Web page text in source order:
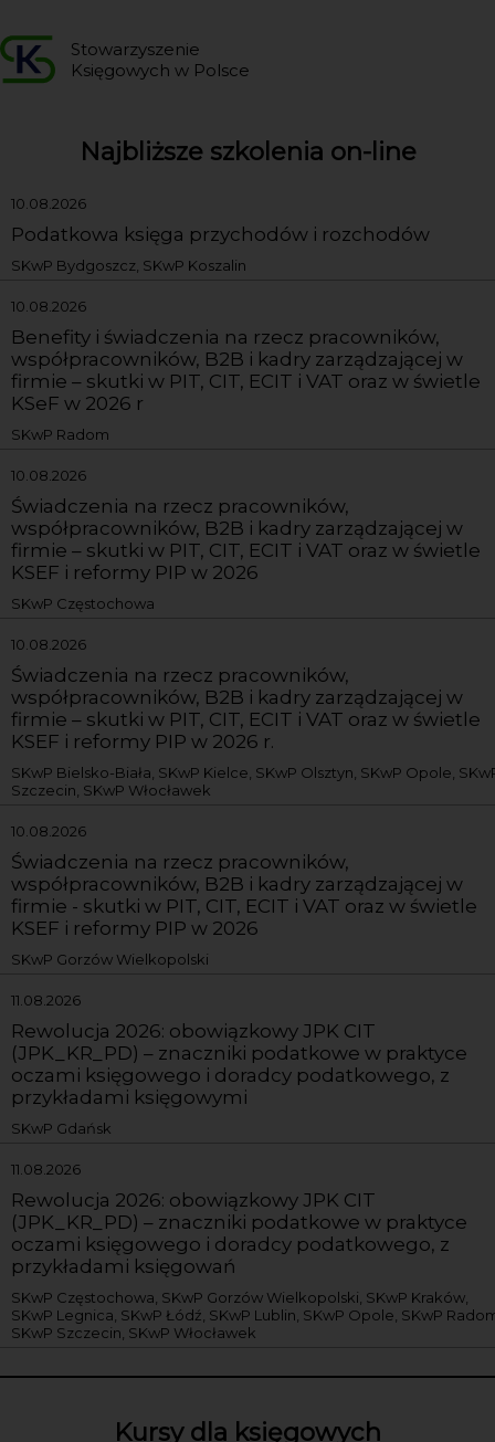
Stowarzyszenie
Księgowych w Polsce
Najbliższe szkolenia on-line
10.08.2026
Podatkowa księga przychodów i rozchodów
SKwP Bydgoszcz, SKwP Koszalin
10.08.2026
Benefity i świadczenia na rzecz pracowników,
współpracowników, B2B i kadry zarządzającej w
firmie – skutki w PIT, CIT, ECIT i VAT oraz w świetle
KSeF w 2026 r
SKwP Radom
10.08.2026
Świadczenia na rzecz pracowników,
współpracowników, B2B i kadry zarządzającej w
firmie – skutki w PIT, CIT, ECIT i VAT oraz w świetle
KSEF i reformy PIP w 2026
SKwP Częstochowa
10.08.2026
Świadczenia na rzecz pracowników,
współpracowników, B2B i kadry zarządzającej w
firmie – skutki w PIT, CIT, ECIT i VAT oraz w świetle
KSEF i reformy PIP w 2026 r.
SKwP Bielsko-Biała, SKwP Kielce, SKwP Olsztyn, SKwP Opole,
Szczecin, SKwP Włocławek
10.08.2026
Świadczenia na rzecz pracowników,
współpracowników, B2B i kadry zarządzającej w
firmie - skutki w PIT, CIT, ECIT i VAT oraz w świetle
KSEF i reformy PIP w 2026
SKwP Gorzów Wielkopolski
11.08.2026
Rewolucja 2026: obowiązkowy JPK CIT
(JPK_KR_PD) – znaczniki podatkowe w praktyce
oczami księgowego i doradcy podatkowego, z
przykładami księgowymi
SKwP Gdańsk
11.08.2026
Rewolucja 2026: obowiązkowy JPK CIT
(JPK_KR_PD) – znaczniki podatkowe w praktyce
oczami księgowego i doradcy podatkowego, z
przykładami księgowań
SKwP Częstochowa, SKwP Gorzów Wielkopolski, SKwP Kraków,
SKwP Legnica, SKwP Łódź, SKwP Lublin, SKwP Opole, SKwP
SKwP Szczecin, SKwP Włocławek
Kursy dla księgowych